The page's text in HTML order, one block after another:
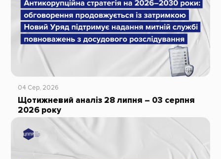
04 Сер, 2026
Щотижневий аналіз 28 липня – 03 серпня
2026 року